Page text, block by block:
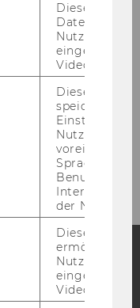
Blog
Dieses
Daten von
Videos
Dieses Cookie
speichert
Nutzer*in, zB.
Sprache,
der Nutzer*in
Dieses Cookie
ermöglicht
Nutzung des
Video Players